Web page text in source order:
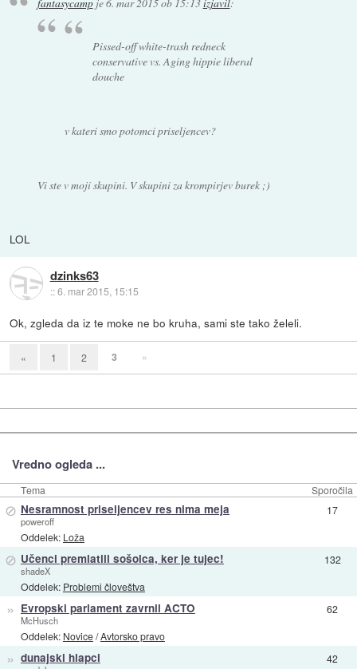
Pissed-off white-trash redneck
conservative vs. Aging hippie liberal
douche
v kateri smo potomci priseljencev?
Vi ste v moji skupini. V skupini za krompirjev burek ;)
LOL
dzinks63
::6. mar 2015, 15:15
Ok, zgleda da iz te moke ne bo kruha, sami ste tako želeli.
« 1 2 3 »
Vredno ogleda ...
Tema Sporočila
⊘ Nesramnost priseljencev res nima meja
poweroff
Oddelek: Loža
17
⊘ Učenci premlatili sošolca, ker je tujec!
shadeX
Oddelek: Problemi človeštva
132
» Evropski parlament zavrnil ACTO
McHusch
Oddelek: Novice/Avtorsko pravo
62
» dunajski hlapci 42